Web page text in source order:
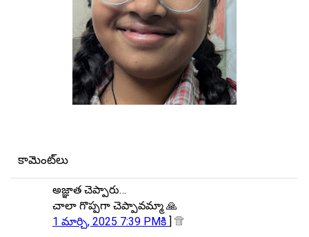
కామెంట్‌లు
అజ్ఞాత చెప్పారు…
చాలా గొప్పగా చెప్పావమ్మా 🙏
1 మార్చి, 2025 7:39 PMకి ]